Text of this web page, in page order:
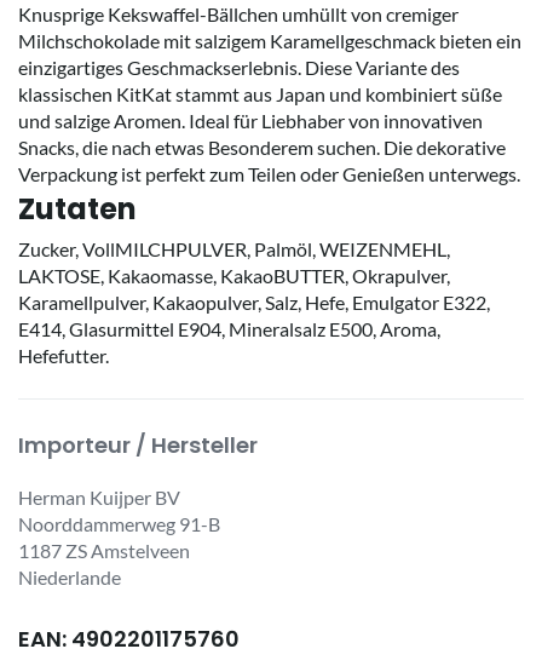
Knusprige Kekswaffel-Bällchen umhüllt von cremiger
Milchschokolade mit salzigem Karamellgeschmack bieten ein
einzigartiges Geschmackserlebnis. Diese Variante des
klassischen KitKat stammt aus Japan und kombiniert süße
und salzige Aromen. Ideal für Liebhaber von innovativen
Snacks, die nach etwas Besonderem suchen. Die dekorative
Verpackung ist perfekt zum Teilen oder Genießen unterwegs.
Zutaten
Zucker, VollMILCHPULVER, Palmöl, WEIZENMEHL,
LAKTOSE, Kakaomasse, KakaoBUTTER, Okrapulver,
Karamellpulver, Kakaopulver, Salz, Hefe, Emulgator E322,
E414, Glasurmittel E904, Mineralsalz E500, Aroma,
Hefefutter.
Importeur / Hersteller
Herman Kuijper BV
Noorddammerweg 91-B
1187 ZS Amstelveen
Niederlande
EAN: 4902201175760